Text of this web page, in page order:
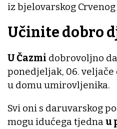
iz bjelovarskog
Učinite dobro
U Čazmi dobrovoljno
ponedjeljak, 06. veljače
u domu umirovljenika.
Svi oni s daruvarskog
mogu idućega tjedna u